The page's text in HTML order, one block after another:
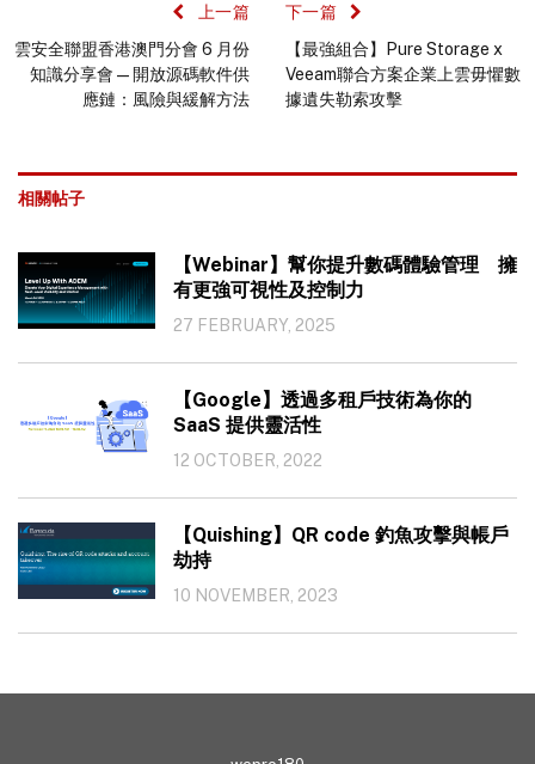
上一篇
雲安全聯盟香港澳門分會 6 月份
知識分享會—開放源碼軟件供
應鏈：風險與緩解方法
下一篇
【最強組合】Pure Storage x
Veeam聯合方案企業上雲毋懼數
據遺失勒索攻擊
相關帖子
【Webinar】幫你提升數碼體驗管理 擁
有更強可視性及控制力
27 FEBRUARY, 2025
【Google】透過多租戶技術為你的
SaaS 提供靈活性
12 OCTOBER, 2022
【Quishing】QR code 釣魚攻擊與帳戶
劫持
10 NOVEMBER, 2023